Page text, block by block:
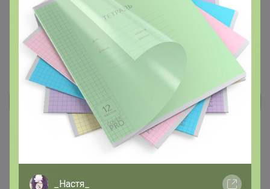
Номинировать на медаль
Будьте первым!
Как сделать заказ?
_Настя_